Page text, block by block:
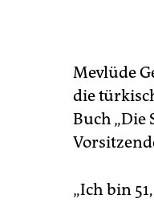
Mevlüde
die
Buch „Die
„Ich bin